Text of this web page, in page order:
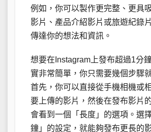
例如，你可以製作更完整、更具
影片、產品介紹影片或旅遊紀錄
傳達你的想法和資訊。
想要在Instagram上發布超過1分
實非常簡單，你只需要幾個步驟
首先，你可以直接從手機相機或
要上傳的影片，然後在發布影片
會看到一個「長度」的選項。選
鐘」的設定，就能夠發布更長的